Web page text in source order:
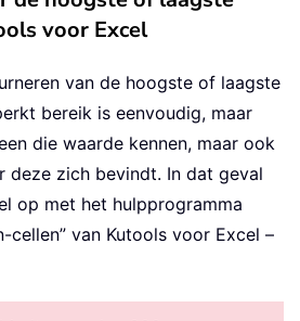
voor Excel
van de hoogste of laagste
bereik is eenvoudig, maar
die waarde kennen, maar ook
deze zich bevindt. In dat geval
op met het hulpprogramma
cellen” van Kutools voor Excel –